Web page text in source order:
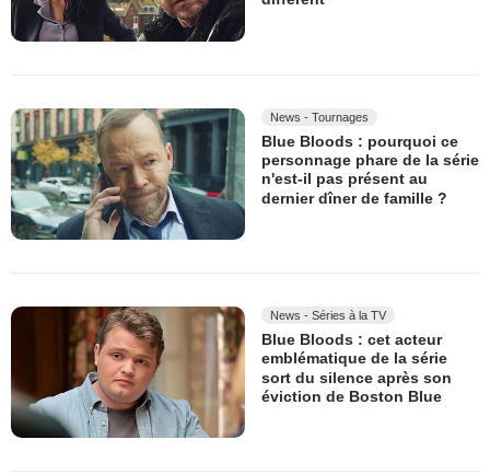
News - Tournages
Blue Bloods : pourquoi ce
personnage phare de la série
n'est-il pas présent au
dernier dîner de famille ?
News - Séries à la TV
Blue Bloods : cet acteur
emblématique de la série
sort du silence après son
éviction de Boston Blue